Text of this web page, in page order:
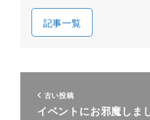
記事一覧
古い投稿
イベントにお邪魔しま